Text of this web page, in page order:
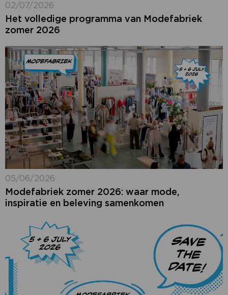
02/07/2026
Het volledige programma van Modefabriek
zomer 2026
05/06/2026
Modefabriek zomer 2026: waar mode,
inspiratie en beleving samenkomen